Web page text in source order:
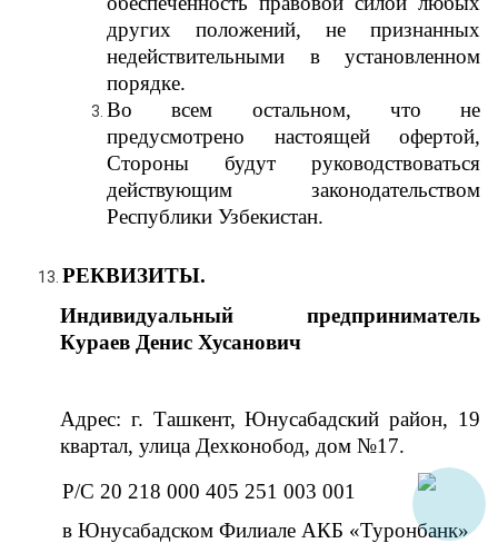
других положений, не признанных
недействительными в установленном
порядке.
Во всем остальном, что не
предусмотрено настоящей офертой,
Стороны будут руководствоваться
действующим законодательством
Республики Узбекистан.
РЕКВИЗИТЫ.
Индивидуальный предприниматель
Кураев Денис Хусанович
Адрес: г. Ташкент, Юнусабадский район, 19
квартал, улица Дехконобод, дом №17.
Р/С 20 218 000 405 251 003 001
в Юнусабадском Филиале АКБ «Туронбанк»